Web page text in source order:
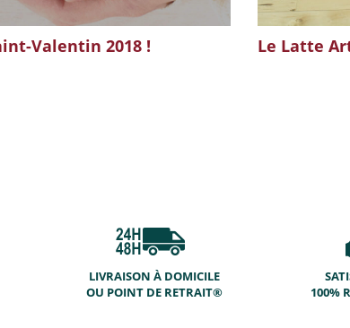
Valentin 2018 ! Le Latte
LIVRAISON À DOMICILE
OU POINT DE RETRAIT®
100%